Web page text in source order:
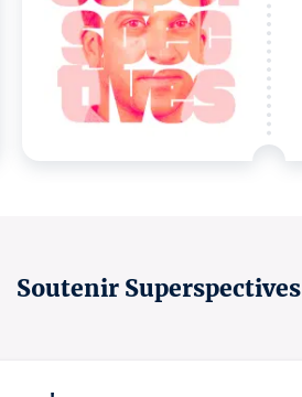
Soutenir Superspectives